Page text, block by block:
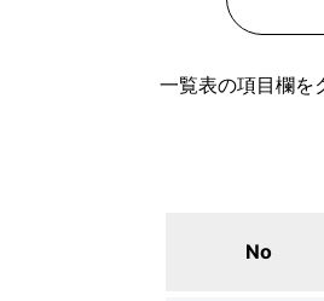
一覧表の項目欄を
No